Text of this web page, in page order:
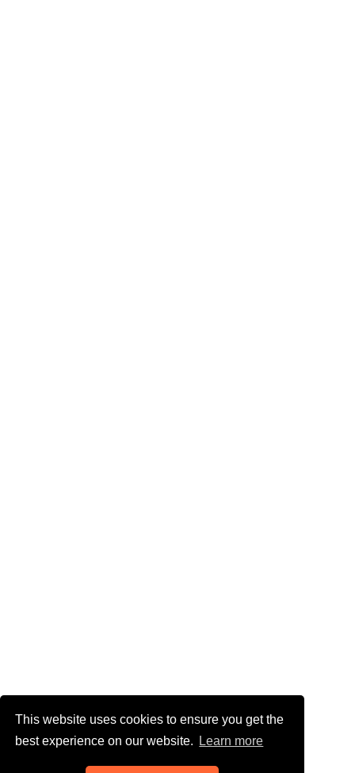
This website uses cookies to ensure you get the
best experience on our website.
Learn more